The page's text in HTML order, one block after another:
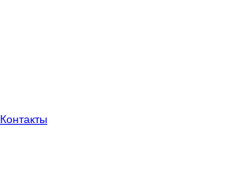
Контакты